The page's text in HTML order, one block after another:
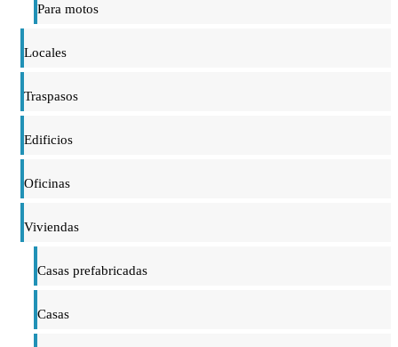
Para motos
Locales
Traspasos
Edificios
Oficinas
Viviendas
Casas prefabricadas
Casas